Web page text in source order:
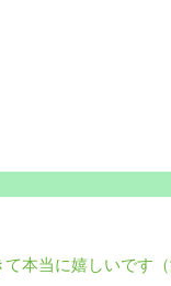
本当に嬉しいです（